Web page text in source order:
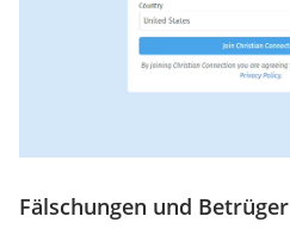
Fälschungen und Betrüger